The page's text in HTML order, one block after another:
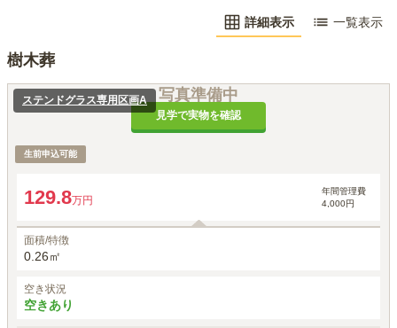
詳細表示 一覧表示
樹木葬
写真準備中
見学で実物を確認
ステンドグラス専用区画A
生前申込可能
129.8万円
年間管理費
4,000円
面積/特徴
0.26㎡
空き状況
空きあり